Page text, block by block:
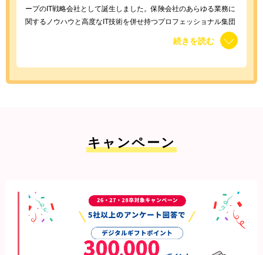
ープのIT戦略会社として誕生しました。保険会社のあらゆる業務に
関するノウハウと高度なIT技術を併せ持つプロフェッショナル集団
として、日本生命のみならず、多くの保険会社、金融機関、医療機
関などにも多様なITソリューションを提供しています。
続きを読む
キャンペーン